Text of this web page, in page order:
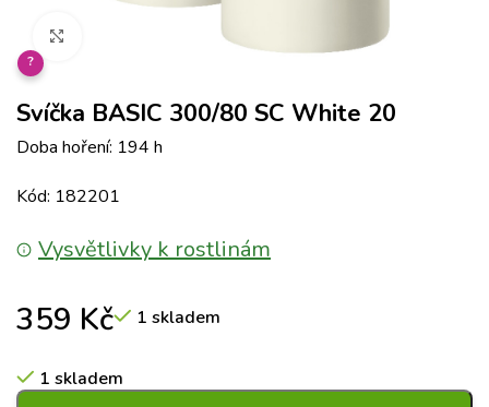
Klikněte pro zvětšení
?
Svíčka BASIC 300/80 SC White 20
Doba hoření: 194 h
Kód: 182201
Vysvětlivky k rostlinám
359 Kč 1 skladem
1 skladem